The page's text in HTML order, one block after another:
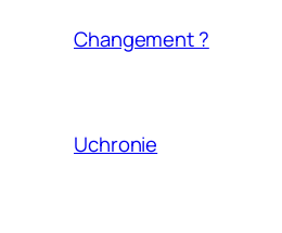
Changement ?
Uchronie